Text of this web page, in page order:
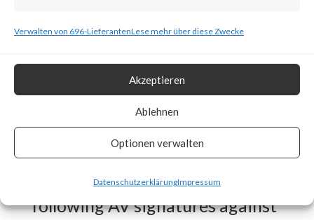
Verwalten von 696-LieferantenLese mehr über diese Zwecke
Akzeptieren
Ablehnen
Optionen verwalten
DatenschutzerklärungImpressum
includes a fix for CVE-2023-
38831.
What FortiGuard Coverage is
FortiGuard Labs has the
following AV signatures against